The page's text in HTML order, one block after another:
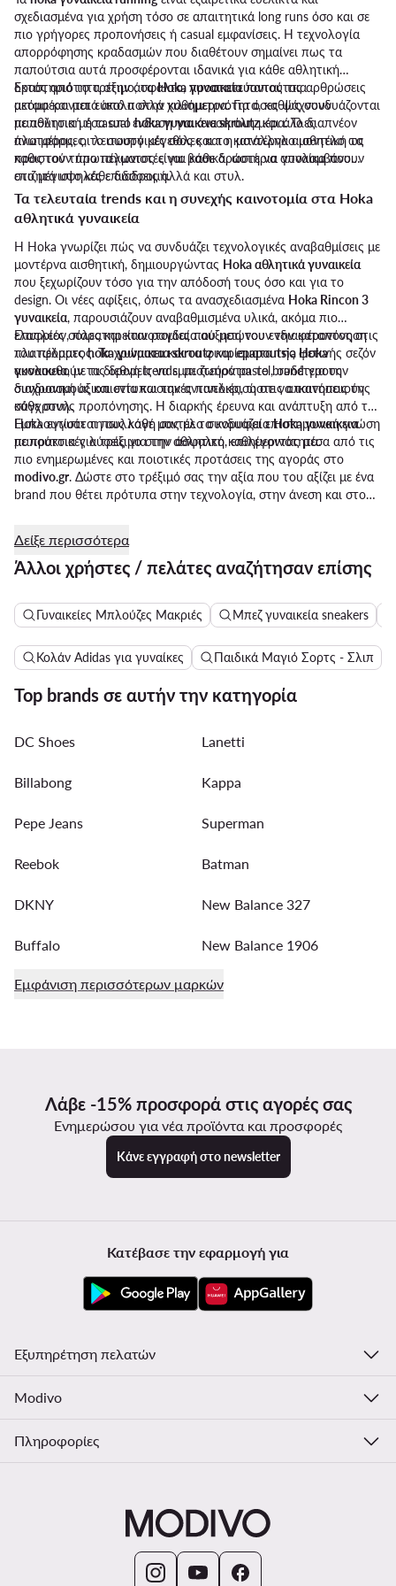
σχεδιασμένα για χρήση τόσο σε απαιτητικά long runs όσο και σε
πιο γρήγορες προπονήσεις ή casual εμφανίσεις. Η τεχνολογία
απορρόφησης κραδασμών που διαθέτουν σημαίνει πως τα
παπούτσια αυτά προσφέρονται ιδανικά για κάθε αθλητική
δραστηριότητα στην άσφαλτο, προστατεύοντας τις αρθρώσεις
ακόμα και μετά από πολλά χιλιόμετρα. Για όσες ψάχνουν
παπούτσια μέσα απόhoka γυναικεια skroutzκαι άλλες
πλατφόρμες, το σωστό μέγεθος και το κατάλληλο μοντέλο ως
προς τον τύπο πέλματος είναι βασικά, ώστε να απολαμβάνουν
στο μέγιστο κάθε διαδρομή.
Εκτός από το τρέξιμο, ταHoka γυναικείαπαπούτσια
μεταφέρονται εύκολα στην καθημερινότητα, καθώς συνδυάζονται
με αθλητική ή casual ένδυση για άνεση όλη μέρα. Το διαπνέον
άνω μέρος, οι λειτουργικές σόλες και η μοντέρνα αισθητική τα
καθιστούν πρωταγωνιστές για κάθε δραστήρια γυναίκα που
επιζητά υψηλές επιδόσεις αλλά και στυλ.
Τα τελευταία trends και η συνεχής καινοτομία στα Hoka
αθλητικά γυναικεία
Η Hoka γνωρίζει πώς να συνδυάζει τεχνολογικές αναβαθμίσεις με
μοντέρνα αισθητική, δημιουργώντας Hoka αθλητικά γυναικεία
που ξεχωρίζουν τόσο για την απόδοσή τους όσο και για το
design. Οι νέες αφίξεις, όπως τα ανασχεδιασμένα Hoka Rincon 3
γυναικεία, παρουσιάζουν αναβαθμισμένα υλικά, ακόμα πιο
ελαφριές σόλες και καινοτομίες που μειώνουν την καταπόνηση
του πέλματος. Τα χρώματα και τα φινιρίσματα της φετινής σεζόν
ακολουθούν τα διεθνή trends, με ζωηρά pastel, ουδέτερους
συνδυασμούς και εντυπωσιακές πινελιές, ώστε να ικανοποιούν
κάθε στυλ.
Επιπλέον, παρατηρείται ραγδαία αύξηση του ενδιαφέροντος στις
πλατφόρμεςhoka γυναικεια skroutzκαιepapoutsia Hoka
γυναικεια, με τις δρομείς να εμπιστεύονται το brand για την
διαχρονική αξιοπιστία και την ανταπόκριση στις απαιτήσεις της
σύγχρονης προπόνησης. Η διαρκής έρευνα και ανάπτυξη από τη
Hoka εγγυάται πως κάθε μοντέλο συνδυάζει επιστημονική γνώση
με πρακτικές λύσεις για την αθλητική καθημερινότητα.
Εμπλουτίστε τη συλλογή σας με τα κορυφαίαHoka γυναικεια
παπούτσια για τρέξιμο στην άσφαλτο, επιλέγοντας μέσα από τις
πιο ενημερωμένες και ποιοτικές προτάσεις της αγοράς στο
modivo.gr. Δώστε στο τρέξιμό σας την αξία που του αξίζει με ένα
brand που θέτει πρότυπα στην τεχνολογία, στην άνεση και στο
Δείξε περισσότερα
Άλλοι χρήστες / πελάτες αναζήτησαν επίσης
Γυναικείες Μπλούζες Μακριές Μπεζ γυναικεία sneakers
Κολάν Adidas για γυναίκες Παιδικά Μαγιό Σορτς - Σλιπ
Top brands σε αυτήν την κατηγορία
DC Shoes Lanetti
Billabong Kappa
Pepe Jeans Superman
Reebok Batman
DKNY New Balance 327
Buffalo New Balance 1906
Εμφάνιση περισσότερων μαρκών
Λάβε -15% προσφορά στις αγορές σας
Ενημερώσου για νέα προϊόντα και προσφορές
Κάνε εγγραφή στο newsletter
Κατέβασε την εφαρμογή για
Εξυπηρέτηση πελατών
Modivo
Πληροφορίες